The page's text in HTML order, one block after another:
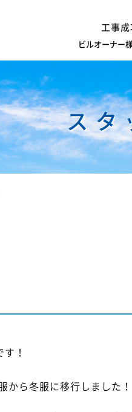
工事
ビルオーナー
スタ
！
から冬服に移行しました！